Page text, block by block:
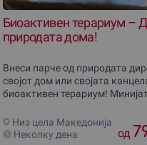
Биоактивен терариум –
природата дома!
Внеси парче од природата
својот дом или своjата
биоактивен терариум!
растенија и уникатен
Низ цела Македониjа
Неколку дена
од